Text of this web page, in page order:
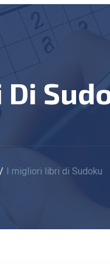
I migliori libri di Sudoku